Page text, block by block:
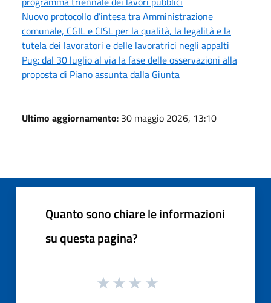
Nuovo protocollo d’intesa tra Amministrazione
comunale, CGIL e CISL per la qualità, la legalità e la
tutela dei lavoratori e delle lavoratrici negli appalti
Pug: dal 30 luglio al via la fase delle osservazioni alla
proposta di Piano assunta dalla Giunta
Ultimo aggiornamento: 30 maggio 2026, 13:10
Quanto sono chiare le informazioni
su questa pagina?